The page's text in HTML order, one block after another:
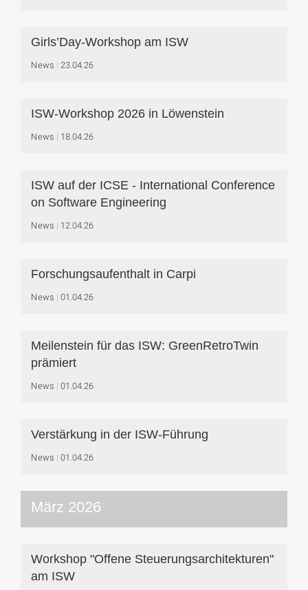
Girls’Day-Workshop am ISW
News 23.04.26
ISW-Workshop 2026 in Löwenstein
News 18.04.26
ISW auf der ICSE - International Conference
on Software Engineering
News 12.04.26
Forschungsaufenthalt in Carpi
News 01.04.26
Meilenstein für das ISW: GreenRetroTwin
prämiert
News 01.04.26
Verstärkung in der ISW-Führung
News 01.04.26
März 2026
Workshop "Offene Steuerungsarchitekturen"
am ISW